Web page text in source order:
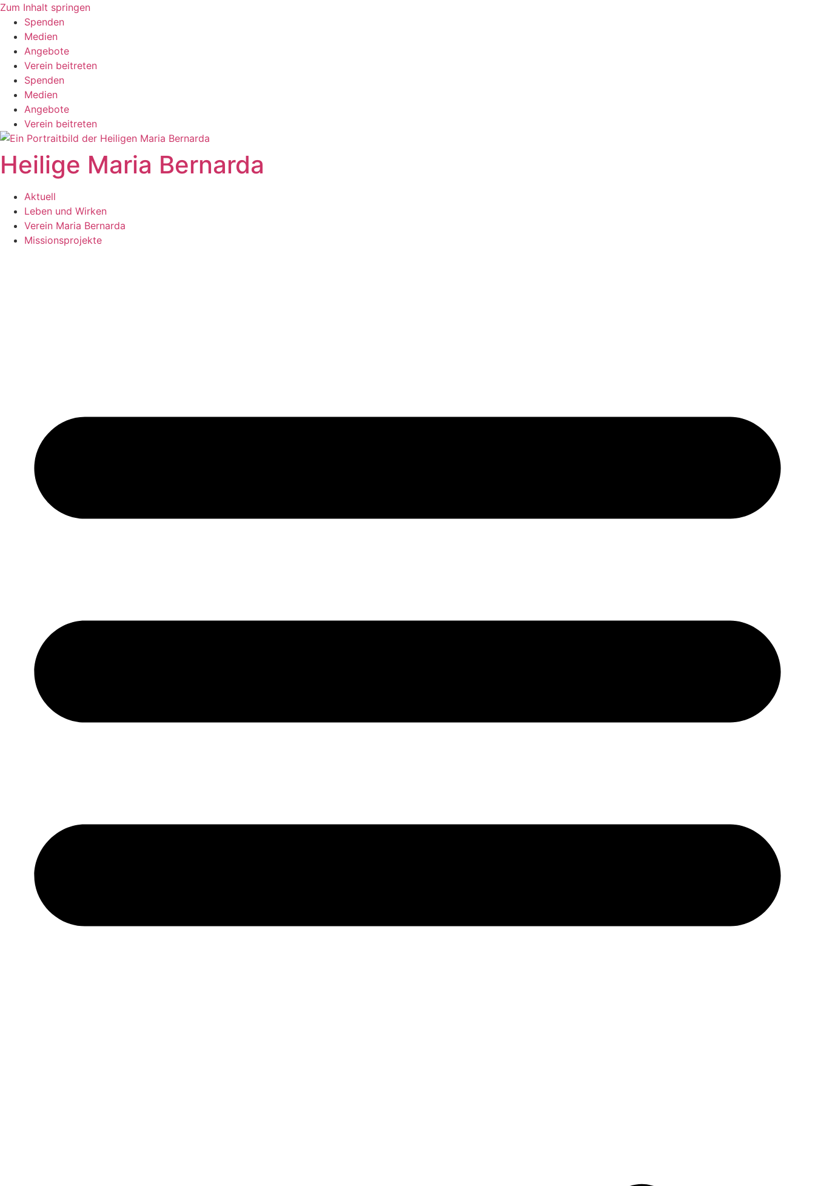
Zum Inhalt springen
Spenden
Medien
Angebote
Verein beitreten
Spenden
Medien
Angebote
Verein beitreten
Heilige Maria Bernarda
Aktuell
Leben und Wirken
Verein Maria Bernarda
Missionsprojekte